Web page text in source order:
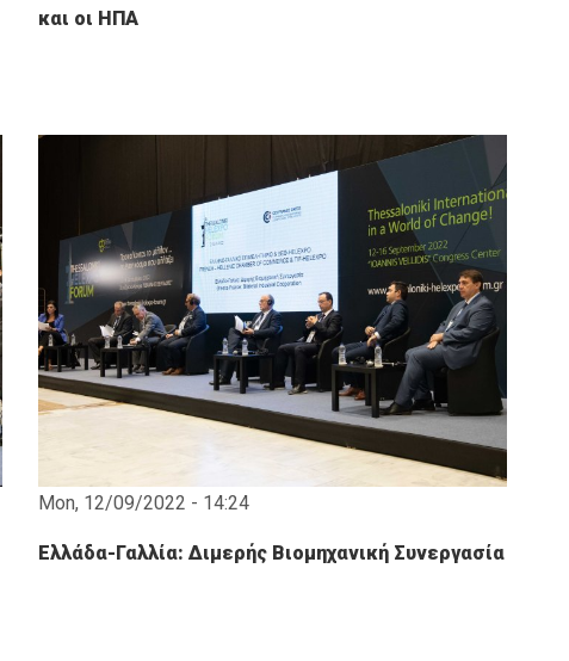
και οι ΗΠΑ
Mon, 12/09/2022 - 14:24
Ελλάδα-Γαλλία: Διμερής Βιομηχανική Συνεργασία